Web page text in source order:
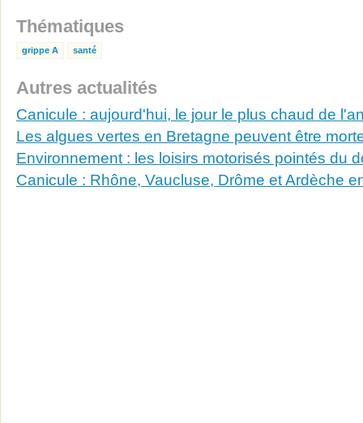
Thématiques
grippe A santé
Autres actualités
Canicule : aujourd'hui, le jour le plus chaud de
Les algues vertes en Bretagne peuvent être
Environnement : les loisirs motorisés pointés du
Canicule : Rhône, Vaucluse, Drôme et Ardèche